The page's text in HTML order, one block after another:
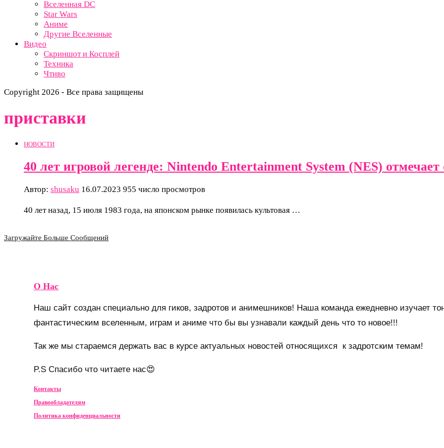
Вселенная DC
Star Wars
Аниме
Другие Вселенные
Видео
Скриншот и Косплей
Техника
Чтиво
Copyright 2026 - Все права защищены
приставки
НОВОСТИ
40 лет игровой легенде: Nintendo Entertainment System (NES)
Автор: shusaku 16.07.2023 955 число просмотров
40 лет назад, 15 июля 1983 года, на японском рынке появилась культовая …
Загружайте Больше Сообщений
О Нас
Наш сайт создан специально для гиков, задротов и анимешников! Наша команда ежедневно изучает
фантастическим вселенным, играм и аниме что бы вы узнавали каждый день что то новое!!!
Так же мы стараемся держать вас в курсе актуальных новостей относящихся к задротским темам!
P.S Спасибо что читаете нас😍
Контакты
Правообладателям
Политика конфиденциальности